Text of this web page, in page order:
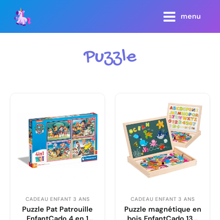
contenu
menu
Puzzle
CADEAU ENFANT 3 ANS
Puzzle Pat Patrouille
CADEAU ENFANT 3 ANS
Puzzle magnétique en